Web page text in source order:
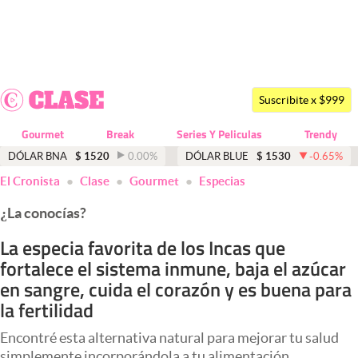
Dólar
Economía y Política
Finanzas y Mercados
Mercados Online
Negocios
Columnistas
Otras secciones
Apertura
Suscribite x $999
Gourmet Break Series Y Peliculas Trendy
DÓLAR BNA $ 1520 0.00% DÓLAR BLUE $ 1530 -0.65%
El Cronista Clase Gourmet Especias
¿La conocías?
La especia favorita de los Incas que
fortalece el sistema inmune, baja el azúcar
en sangre, cuida el corazón y es buena para
la fertilidad
Encontré esta alternativa natural para mejorar tu salud